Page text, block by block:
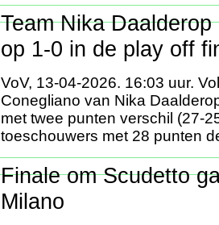
Team Nika
op 1-0 in de play off
VoV, 13-04-2026. 16:03 uur.
Conegliano van Nika
met twee punten verschil (27-
toeschouwers met 28 punten
Finale om Scudetto
Milano